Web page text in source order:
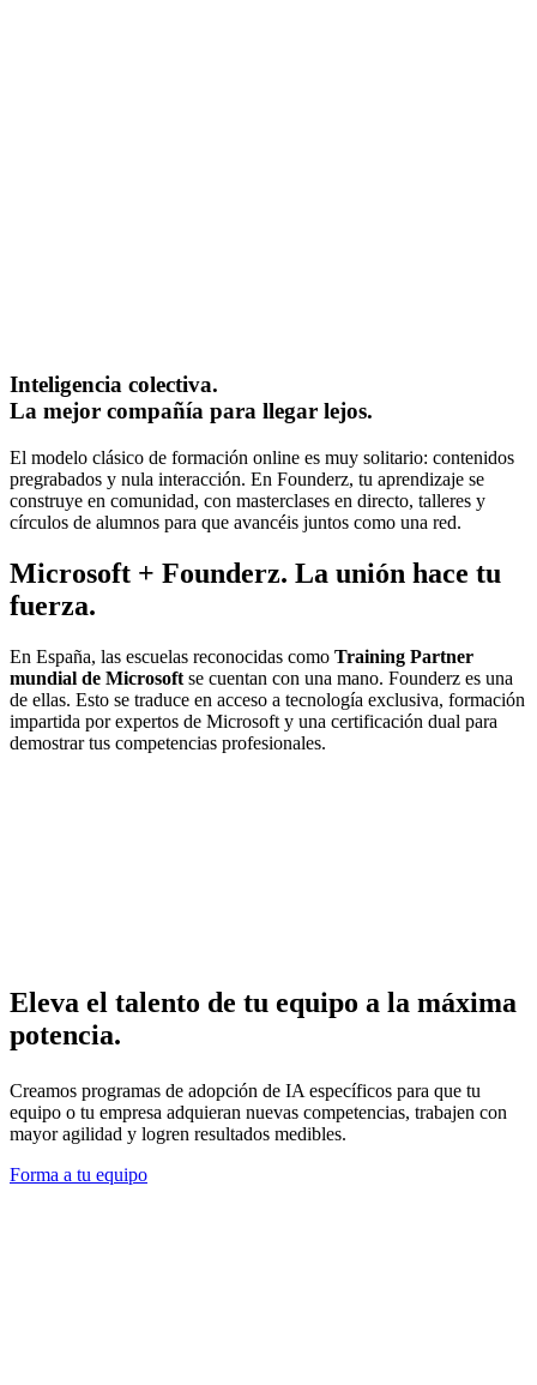
Inteligencia colectiva.
La mejor compañía para llegar lejos.
El modelo clásico de formación online es muy solitario: contenidos
pregrabados y nula interacción. En Founderz, tu aprendizaje se
construye en comunidad, con masterclases en directo, talleres y
círculos de alumnos para que avancéis juntos como una red.
Microsoft + Founderz. La unión hace tu
fuerza.
En España, las escuelas reconocidas como Training Partner
mundial de Microsoft se cuentan con una mano. Founderz es una
de ellas. Esto se traduce en acceso a tecnología exclusiva, formación
impartida por expertos de Microsoft y una certificación dual para
demostrar tus competencias profesionales.
Eleva el talento de tu equipo a la máxima
potencia.
Creamos programas de adopción de IA específicos para que tu
equipo o tu empresa adquieran nuevas competencias, trabajen con
mayor agilidad y logren resultados medibles.
Forma a tu equipo